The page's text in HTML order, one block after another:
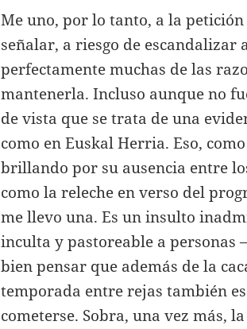
Me uno, por lo tanto, a la
señalar, a riesgo de
perfectamente muchas de las
mantenerla. Incluso aunque no
de vista que se trata de una
como en Euskal Herria. Eso,
brillando por su ausencia entre
como la releche en verso del
me llevo una. Es un insulto
inculta y pastoreable a
bien pensar que además de la
temporada entre rejas también
cometerse. Sobra, una vez más,